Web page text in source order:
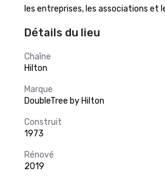
les entreprises, les associations et
Détails du lieu
Chaîne
Hilton
Marque
DoubleTree by Hilton
Construit
1973
Rénové
2019